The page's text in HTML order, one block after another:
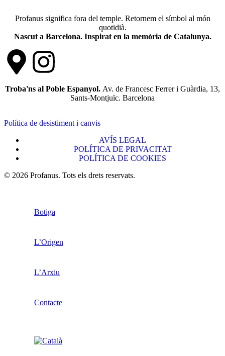
Profanus significa fora del temple. Retornem el símbol al món
quotidià.
Nascut a Barcelona. Inspirat en la memòria de Catalunya.
Troba'ns al Poble Espanyol. Av. de Francesc Ferrer i Guàrdia, 13,
Sants-Montjuïc. Barcelona
Política de desistiment i canvis
AVÍS LEGAL
POLÍTICA DE PRIVACITAT
POLÍTICA DE COOKIES
© 2026 Profanus. Tots els drets reservats.
Botiga
L’Origen
L’Arxiu
Contacte